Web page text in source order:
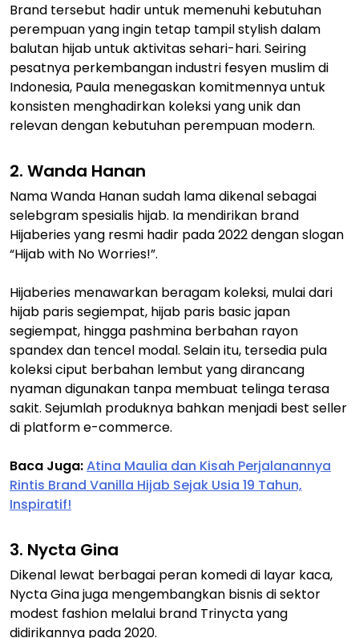
Brand tersebut hadir untuk memenuhi kebutuhan
perempuan yang ingin tetap tampil stylish dalam
balutan hijab untuk aktivitas sehari-hari. Seiring
pesatnya perkembangan industri fesyen muslim di
Indonesia, Paula menegaskan komitmennya untuk
konsisten menghadirkan koleksi yang unik dan
relevan dengan kebutuhan perempuan modern.
2. Wanda Hanan
Nama Wanda Hanan sudah lama dikenal sebagai
selebgram spesialis hijab. Ia mendirikan brand
Hijaberies yang resmi hadir pada 2022 dengan slogan
“Hijab with No Worries!”.
Hijaberies menawarkan beragam koleksi, mulai dari
hijab paris segiempat, hijab paris basic japan
segiempat, hingga pashmina berbahan rayon
spandex dan tencel modal. Selain itu, tersedia pula
koleksi ciput berbahan lembut yang dirancang
nyaman digunakan tanpa membuat telinga terasa
sakit. Sejumlah produknya bahkan menjadi best seller
di platform e-commerce.
Baca Juga:Atina Maulia dan Kisah Perjalanannya
Rintis Brand Vanilla Hijab Sejak Usia 19 Tahun,
Inspiratif!
3. Nycta Gina
Dikenal lewat berbagai peran komedi di layar kaca,
Nycta Gina juga mengembangkan bisnis di sektor
modest fashion melalui brand Trinycta yang
didirikannya pada 2020.